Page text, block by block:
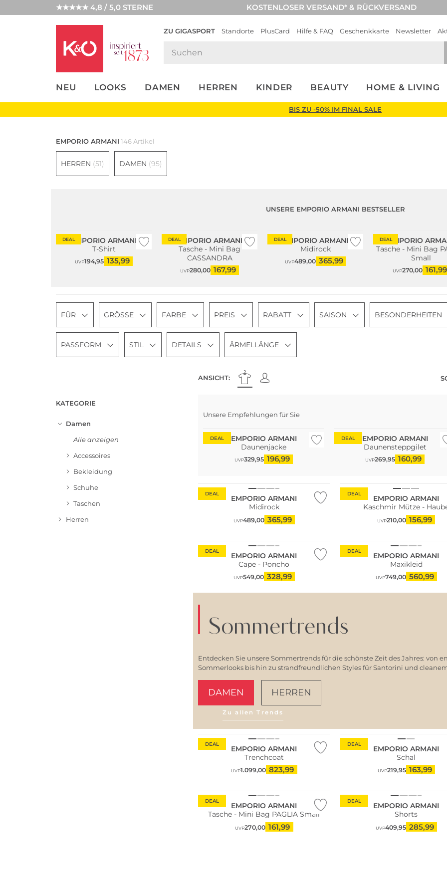
★★★★★ 4,8 / 5,0 STERNE KOSTENLOSER VERSAND* & RÜCKVERSAND
ZU GIGASPORT Standorte PlusCard Hilfe & FAQ Geschenkkarte Newsletter
NEU LOOKS DAMEN HERREN KINDER BEAUTY HOME & LIVING
UNSERE APP
CLICK &
BIS ZU -50% IM FINAL SALE
EMPORIO ARMANI 146 Artikel
HERREN (51) DAMEN (95)
UNSERE EMPORIO ARMANI BESTSELLER
DEALEMPORIO ARMANI
T-Shirt
UVP194,95 135,99
DEALEMPORIO ARMANI
Tasche - Mini Bag
CASSANDRA
UVP280,00 167,99
DEALEMPORIO ARMANI
Midirock
UVP489,00 365,99
DEALEMPORIO
Tasche - Mini Bag
Small
UVP270,00 161,99
FÜR GRÖSSE FARBE PREIS RABATT SAISON BESONDERHEITEN
PASSFORM STIL DETAILS ÄRMELLÄNGE
ANSICHT:
KATEGORIE
Damen
Alle anzeigen
Accessoires
Bekleidung
Schuhe
Taschen
Herren
Unsere Empfehlungen für Sie
DEAL
EMPORIO ARMANI
Daunenjacke
UVP329,95 196,99
DEAL
EMPORIO ARMANI
Daunensteppgilet
UVP269,95 160,99
DEAL
EMPORIO ARMANI
Midirock
UVP489,00 365,99
DEAL
EMPORIO ARMANI
Kaschmir Mütze -
UVP210,00 156,99
DEAL
EMPORIO ARMANI
Cape - Poncho
UVP549,00 328,99
DEAL
EMPORIO ARMANI
Maxikleid
UVP749,00 560,99
Sommertrends
Entdecken Sie unsere Sommertrends für die schönste Zeit des Jahres: von
Sommerlooks bis hin zu strandfreundlichen Styles für Santorini und
DAMEN HERREN
Zu allen Trends
DEAL
EMPORIO ARMANI
Trenchcoat
UVP1.099,00 823,99
DEAL
EMPORIO ARMANI
Schal
UVP219,95 163,99
DEAL
EMPORIO ARMANI
Tasche - Mini Bag PAGLIA Small
UVP270,00 161,99
DEAL
EMPORIO ARMANI
Shorts
UVP409,95 285,99